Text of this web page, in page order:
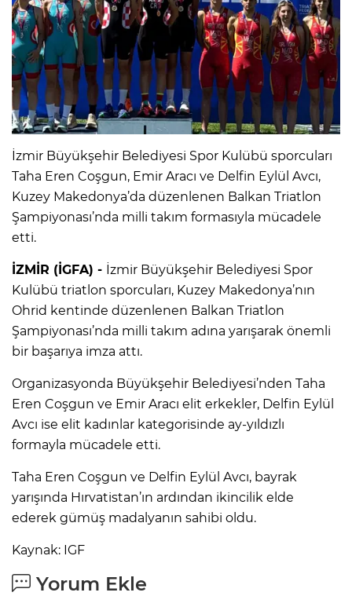
İzmir Büyükşehir Belediyesi Spor Kulübü sporcuları
Taha Eren Coşgun, Emir Aracı ve Delfin Eylül Avcı,
Kuzey Makedonya’da düzenlenen Balkan Triatlon
Şampiyonası’nda milli takım formasıyla mücadele
etti.
İZMİR (İGFA) - İzmir Büyükşehir Belediyesi Spor
Kulübü triatlon sporcuları, Kuzey Makedonya’nın
Ohrid kentinde düzenlenen Balkan Triatlon
Şampiyonası’nda milli takım adına yarışarak önemli
bir başarıya imza attı.
Organizasyonda Büyükşehir Belediyesi’nden Taha
Eren Coşgun ve Emir Aracı elit erkekler, Delfin Eylül
Avcı ise elit kadınlar kategorisinde ay-yıldızlı
formayla mücadele etti.
Taha Eren Coşgun ve Delfin Eylül Avcı, bayrak
yarışında Hırvatistan’ın ardından ikincilik elde
ederek gümüş madalyanın sahibi oldu.
Kaynak: IGF
Yorum Ekle